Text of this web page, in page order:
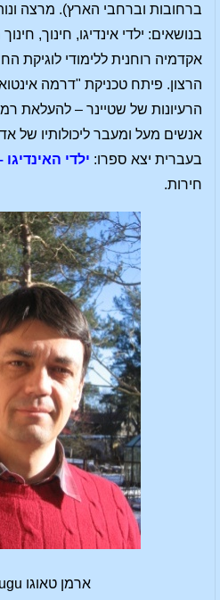
ברחובות וברחבי הארץ). מרצה
בנושאים: ילדי אינדיגו, חינוך,
אקדמיה רוחנית ללימודי לוגיקת
הרצון. פיתח טכניקת "דרמה
הרעיונות של שטיינר – להעלאת
אנשים מעל ומעבר ליכולותיו של
בעברית יצא ספרו: ילדי
חירות.
ארמן טאוגו Armen Töugu